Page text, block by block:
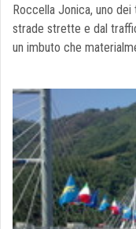
Roccella Jonica, uno
strade strette e dal
un imbuto che